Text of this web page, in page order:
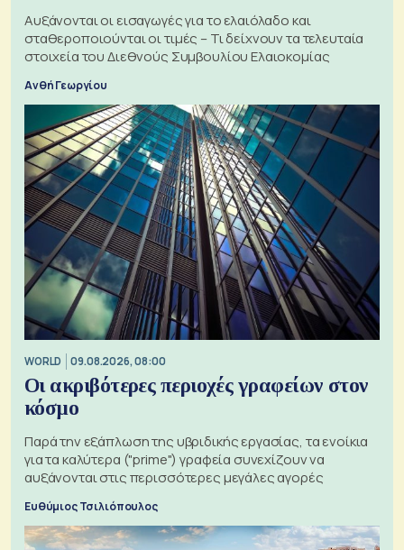
Αυξάνονται οι εισαγωγές για το ελαιόλαδο και
σταθεροποιούνται οι τιμές – Τι δείχνουν τα τελευταία
στοιχεία του Διεθνούς Συμβουλίου Ελαιοκομίας
Ανθή Γεωργίου
WORLD 09.08.2026, 08:00
Οι ακριβότερες περιοχές γραφείων στον
κόσμο
Παρά την εξάπλωση της υβριδικής εργασίας, τα ενοίκια
για τα καλύτερα ("prime") γραφεία συνεχίζουν να
αυξάνονται στις περισσότερες μεγάλες αγορές
Ευθύμιος Τσιλιόπουλος